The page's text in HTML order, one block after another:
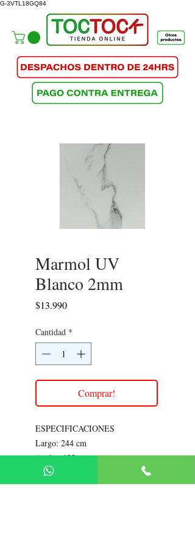
G-3VTL18GQ84
Marmol UV
Blanco 2mm
$13.990Precio
Cantidad *
Comprar!
ESPECIFICACIONES
Largo: 244 cm
Ancho: 122 cm
Espesor: 2.0 mm
Rendimiento: 2.97m2 por unidad